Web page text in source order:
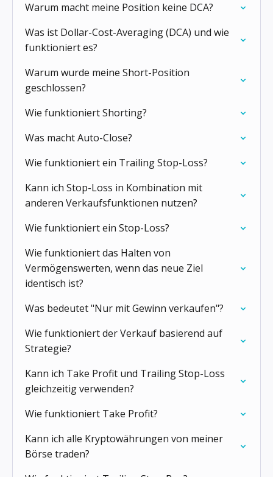
Warum macht meine Position keine DCA?
Was ist Dollar-Cost-Averaging (DCA) und wie
funktioniert es?
Warum wurde meine Short-Position
geschlossen?
Wie funktioniert Shorting?
Was macht Auto-Close?
Wie funktioniert ein Trailing Stop-Loss?
Kann ich Stop-Loss in Kombination mit
anderen Verkaufsfunktionen nutzen?
Wie funktioniert ein Stop-Loss?
Wie funktioniert das Halten von
Vermögenswerten, wenn das neue Ziel
identisch ist?
Was bedeutet "Nur mit Gewinn verkaufen"?
Wie funktioniert der Verkauf basierend auf
Strategie?
Kann ich Take Profit und Trailing Stop-Loss
gleichzeitig verwenden?
Wie funktioniert Take Profit?
Kann ich alle Kryptowährungen von meiner
Börse traden?